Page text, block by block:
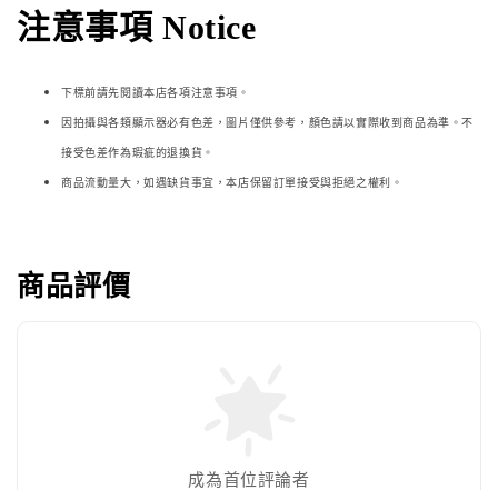
注意事項 Notice
下標前請先閱讀本店各項注意事項。
因拍攝與各類顯示器必有色差，圖片僅供參考，顏色請以實際收到商品為準。不
接受色差作為瑕疵的退換貨。
商品流動量大，如遇缺貨事宜，本店保留訂單接受與拒絕之權利。
商品評價
成為首位評論者